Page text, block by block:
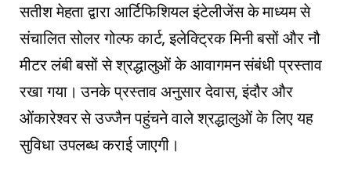
सतीश मेहता द्वारा आर्टिफिशियल इंटेलीजेंस के माध्यम से
संचालित सोलर गोल्फ कार्ट, इलेक्ट्रिक मिनी बसों और नौ
मीटर लंबी बसों से श्रद्धालुओं के आवागमन संबंधी प्रस्ताव
रखा गया। उनके प्रस्ताव अनुसार देवास, इंदौर और
ओंकारेश्वर से उज्जैन पहुंचने वाले श्रद्धालुओं के लिए यह
सुविधा उपलब्ध कराई जाएगी।